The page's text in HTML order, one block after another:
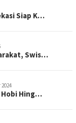
Siap K…
Swis…
Hobi Hing…